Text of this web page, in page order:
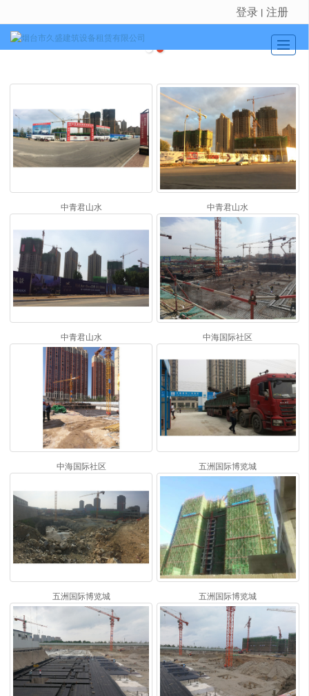
很遗憾，因您的浏览器版本过低导致无法获得最佳浏览体验，推荐下载安装谷歌浏览器！
登录 丨 注册
公司介绍
新闻动态
产品展示
工程实例
留言反馈
地图导航
中青君山水 中青君山水
中青君山水 中海国际社区
中海国际社区 五洲国际博览城
五洲国际博览城 五洲国际博览城